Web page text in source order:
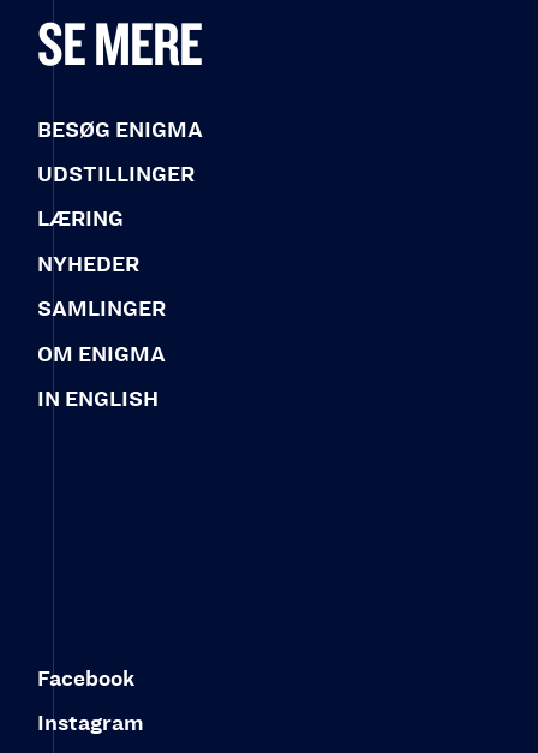
SE MERE
BESØG ENIGMA
UDSTILLINGER
LÆRING
NYHEDER
SAMLINGER
OM ENIGMA
IN ENGLISH
Facebook
Instagram